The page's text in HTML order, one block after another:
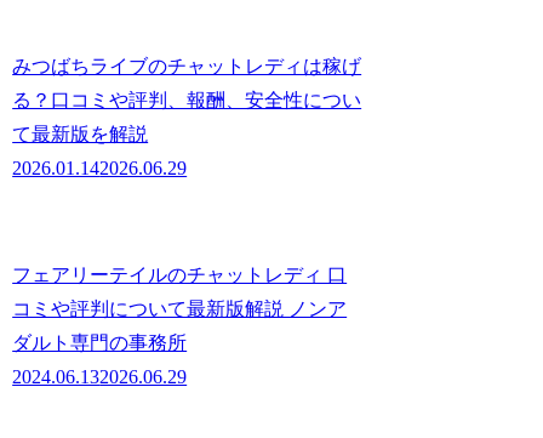
みつばちライブのチャットレディは稼げ
る？口コミや評判、報酬、安全性につい
て最新版を解説
2026.01.142026.06.29
フェアリーテイルのチャットレディ 口
コミや評判について最新版解説 ノンア
ダルト専門の事務所
2024.06.132026.06.29